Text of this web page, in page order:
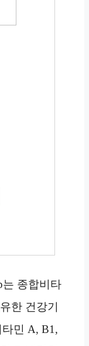
종합비타
한 건강기
민 A, B1,